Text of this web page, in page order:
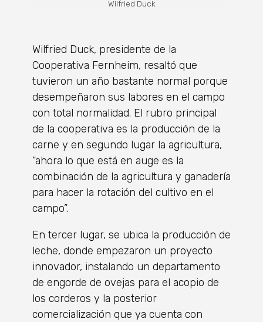
Wilfried Duck
Wilfried Duck, presidente de la
Cooperativa Fernheim, resaltó que
tuvieron un año bastante normal porque
desempeñaron sus labores en el campo
con total normalidad. El rubro principal
de la cooperativa es la producción de la
carne y en segundo lugar la agricultura,
“ahora lo que está en auge es la
combinación de la agricultura y ganadería
para hacer la rotación del cultivo en el
campo”.
En tercer lugar, se ubica la producción de
leche, donde empezaron un proyecto
innovador, instalando un departamento
de engorde de ovejas para el acopio de
los corderos y la posterior
comercialización que ya cuenta con